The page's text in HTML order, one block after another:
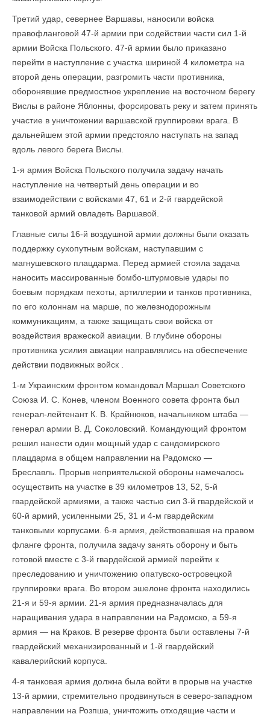
Третий удар, севернее Варшавы, наносили войска
правофланговой 47-й армии при содействии части сил 1-й
армии Войска Польского. 47-й армии было приказано
перейти в наступление с участка шириной 4 километра на
второй день операции, разгромить части противника,
оборонявшие предмостное укрепление на восточном берегу
Вислы в районе Яблонны, форсировать реку и затем принять
участие в уничтожении варшавской группировки врага. В
дальнейшем этой армии предстояло наступать на запад
вдоль левого берега Вислы.
1-я армия Войска Польского получила задачу начать
наступление на четвертый день операции и во
взаимодействии с войсками 47, 61 и 2-й гвардейской
танковой армий овладеть Варшавой.
Главные силы 16-й воздушной армии должны были оказать
поддержку сухопутным войскам, наступавшим с
магнушевского плацдарма. Перед армией стояла задача
наносить массированные бомбо-штурмовые удары по
боевым порядкам пехоты, артиллерии и танков противника,
по его колоннам на марше, по железнодорожным
коммуникациям, а также защищать свои войска от
воздействия вражеской авиации. В глубине обороны
противника усилия авиации направлялись на обеспечение
действии подвижных войск .
1-м Украинским фронтом командовал Маршал Советского
Союза И. С. Конев, членом Военного совета фронта был
генерал-лейтенант К. В. Крайнюков, начальником штаба —
генерал армии В. Д. Соколовский. Командующий фронтом
решил нанести один мощный удар с сандомирского
плацдарма в общем направлении на Радомско —
Бреславль. Прорыв неприятельской обороны намечалось
осуществить на участке в 39 километров 13, 52, 5-й
гвардейской армиями, а также частью сил 3-й гвардейской и
60-й армий, усиленными 25, 31 и 4-м гвардейским
танковыми корпусами. 6-я армия, действовавшая на правом
фланге фронта, получила задачу занять оборону и быть
готовой вместе с 3-й гвардейской армией перейти к
преследованию и уничтожению опатувско-островецкой
группировки врага. Во втором эшелоне фронта находились
21-я и 59-я армии. 21-я армия предназначалась для
наращивания удара в направлении на Радомско, а 59-я
армия — на Краков. В резерве фронта были оставлены 7-й
гвардейский механизированный и 1-й гвардейский
кавалерийский корпуса.
4-я танковая армия должна была войти в прорыв на участке
13-й армии, стремительно продвинуться в северо-западном
направлении на Розпша, уничтожить отходящие части и